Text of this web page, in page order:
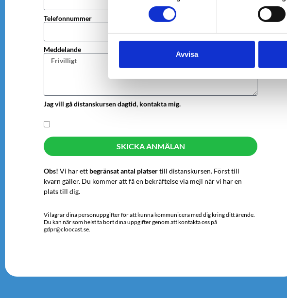
Avvisa
Telefonnummer
Meddelande
Jag vill gå distanskursen dagtid, kontakta mig.
SKICKA ANMÄLAN
Obs! Vi har ett begränsat antal platsertill distanskursen. Först till
kvarn gäller. Du kommer att få en bekräftelse via mejl när vi har en
plats till dig.
Vi lagrar dina personuppgifter för att kunna kommunicera med dig kring ditt ärende.
Du kan när som helst ta bort dina uppgifter genom att kontakta oss på
gdpr@cloocast.se.